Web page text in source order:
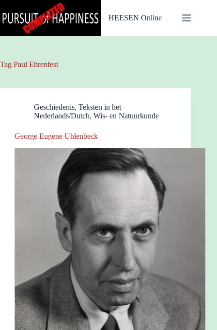
naar
de
HEESEN Online
Tag Paul Ehrenfest
Geschiedenis, Teksten in het
Nederlands/Dutch, Wis- en Natuurkunde
George Eugene Uhlenbeck